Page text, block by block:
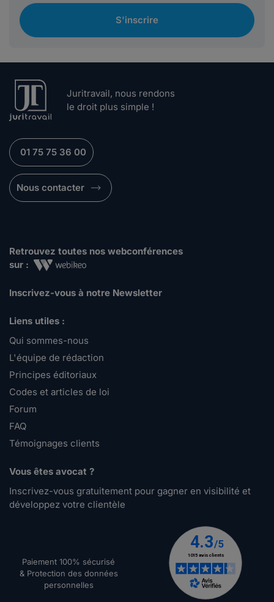
S'inscrire
Juritravail, nous rendons
le droit plus simple !
01 75 75 36 00
Nous contacter
Retrouvez toutes nos webconférences
sur :
Inscrivez-vous à notre Newsletter
Liens utiles :
Qui sommes-nous
L'équipe de rédaction
Principes éditoriaux
Codes et articles de loi
Forum
FAQ
Témoignages clients
Vous êtes avocat ?
Inscrivez-vous gratuitement pour gagner en visibilité et
développez votre clientèle
Paiement 100% sécurisé
& Protection des données
personnelles